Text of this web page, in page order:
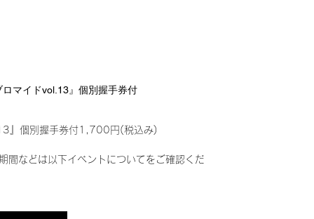
マイドvol.13』個別握手券付
』個別握手券付1,700円(税込み)
間などは以下イベントについてをご確認くだ